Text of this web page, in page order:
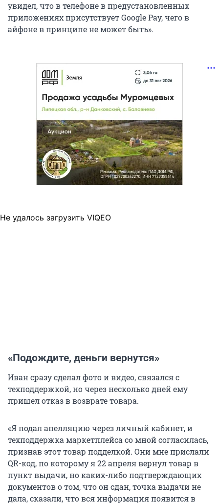
увидел, что в телефоне в предустановленных
приложениях присутствует Google Pay, чего в
айфоне в принципе не может быть».
Не удалось загрузить VIQEO
«Подождите, деньги вернутся»
Иван сразу сделал фото и видео, связался с
техподдержкой, но через несколько дней ему
пришел отказ в возврате товара.
«Я подал апелляцию через личный кабинет, и
техподдержка маркетплейса со мной согласилась,
признав этот товар подделкой. Они мне прислали
QR-код, по которому я 22 апреля вернул товар в
пункт выдачи, но каких-либо подтверждающих
документов о том, что он сдан, точка выдачи не
дала, сказали, что вся информация появится в